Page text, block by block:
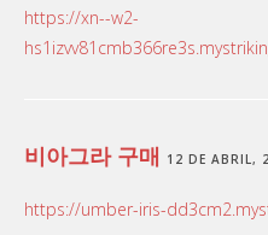
https://xn--w2-
비아그라 구매 12 DE ABRIL,
https://umber-iris-